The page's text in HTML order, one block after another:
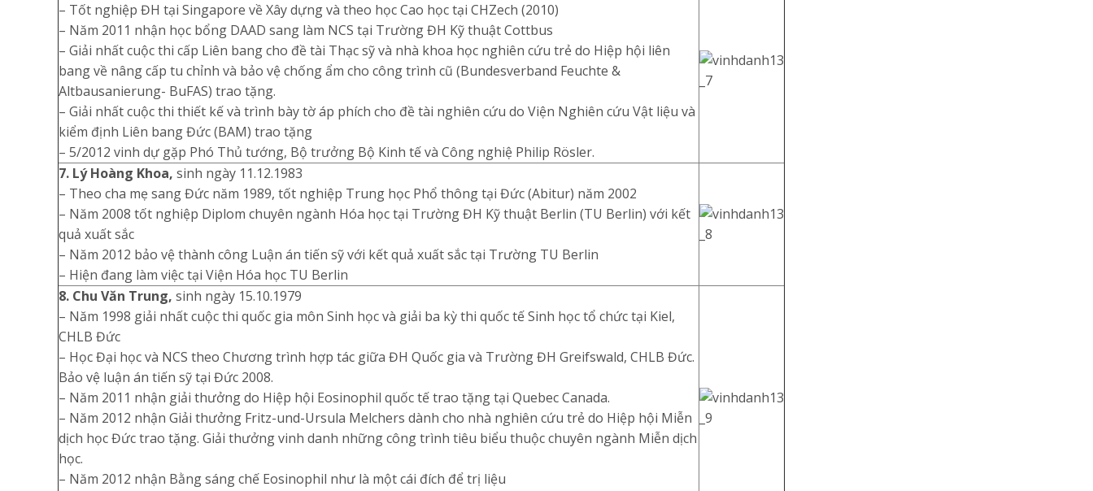
– Tốt nghiệp ĐH tại Singapore về Xây dựng và theo học Cao học tại CHZech (2010)
– Năm 2011 nhận học bổng DAAD sang làm NCS tại Trường ĐH Kỹ thuật Cottbus
– Giải nhất cuộc thi cấp Liên bang cho đề tài Thạc sỹ và nhà khoa học nghiên cứu trẻ do Hiệp hội liên
bang về nâng cấp tu chỉnh và bảo vệ chống ẩm cho công trình cũ (Bundesverband Feuchte &
Altbausanierung- BuFAS) trao tặng.
– Giải nhất cuộc thi thiết kế và trình bày tờ áp phích cho đề tài nghiên cứu do Viện Nghiên cứu Vật liệu và
kiểm định Liên bang Đức (BAM) trao tặng
– 5/2012 vinh dự gặp Phó Thủ tướng, Bộ trưởng Bộ Kinh tế và Công nghiệ Philip Rösler.
7. Lý Hoàng Khoa, sinh ngày 11.12.1983
– Theo cha mẹ sang Đức năm 1989, tốt nghiệp Trung học Phổ thông tại Đức (Abitur) năm 2002
– Năm 2008 tốt nghiệp Diplom chuyên ngành Hóa học tại Trường ĐH Kỹ thuật Berlin (TU Berlin) với kết
quả xuất sắc
– Năm 2012 bảo vệ thành công Luận án tiến sỹ với kết quả xuất sắc tại Trường TU Berlin
– Hiện đang làm việc tại Viện Hóa học TU Berlin
8. Chu Văn Trung, sinh ngày 15.10.1979
– Năm 1998 giải nhất cuộc thi quốc gia môn Sinh học và giải ba kỳ thi quốc tế Sinh học tổ chức tại Kiel,
CHLB Đức
– Học Đại học và NCS theo Chương trình hợp tác giữa ĐH Quốc gia và Trường ĐH Greifswald, CHLB Đức.
Bảo vệ luận án tiến sỹ tại Đức 2008.
– Năm 2011 nhận giải thưởng do Hiệp hội Eosinophil quốc tế trao tặng tại Quebec Canada.
– Năm 2012 nhận Giải thưởng Fritz-und-Ursula Melchers dành cho nhà nghiên cứu trẻ do Hiệp hội Miễn
dịch học Đức trao tặng. Giải thưởng vinh danh những công trình tiêu biểu thuộc chuyên ngành Miễn dịch
học.
– Năm 2012 nhận Bằng sáng chế Eosinophil như là một cái đích để trị liệu